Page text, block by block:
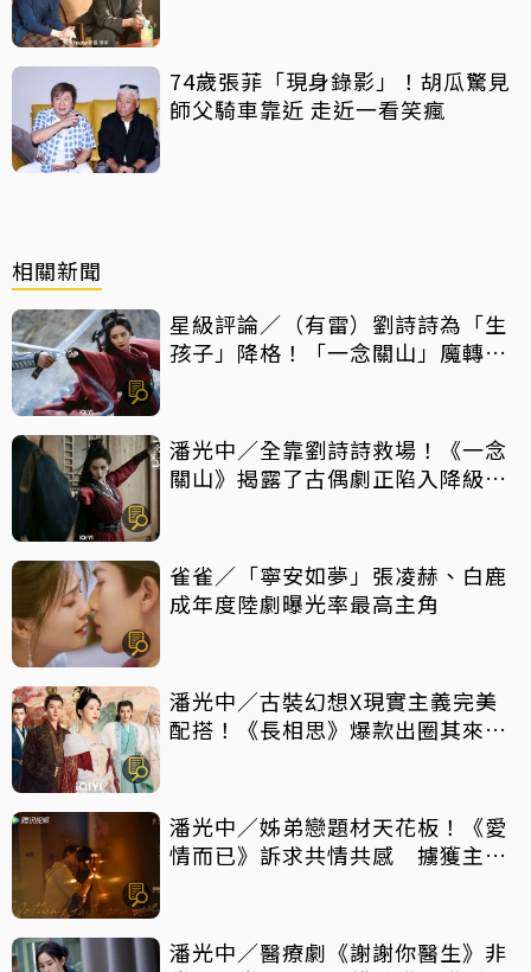
74歲張菲「現身錄影」！胡瓜驚見
師父騎車靠近 走近一看笑瘋
相關新聞
星級評論／（有雷）劉詩詩為「生
孩子」降格！「一念關山」魔轉成
潘光中／全靠劉詩詩救場！《一念
關山》揭露了古偶劇正陷入降級消
雀雀／「寧安如夢」張凌赫、白鹿
成年度陸劇曝光率最高主角
潘光中／古裝幻想X現實主義完美
配搭！《長相思》爆款出圈其來有
潘光中／姊弟戀題材天花板！《愛
情而已》訴求共情共感 擄獲主力
潘光中／醫療劇《謝謝你醫生》非